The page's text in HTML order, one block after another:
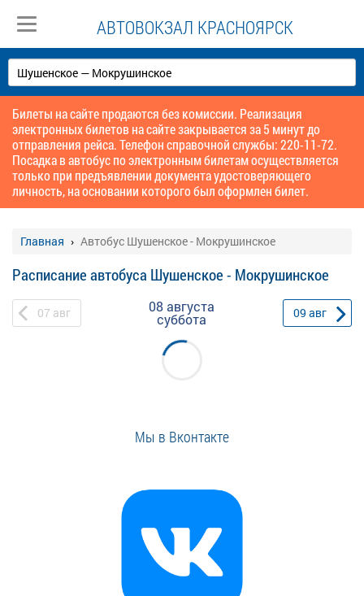
АВТОВОКЗАЛ КРАСНОЯРСК
Билеты на сайте продаются без комиссии. Реализация
электронных билетов на сайте закрывается за 5 минут до
отправления рейса. Телефон справочной службы: 220-11-72.
Посадка в автобус по электронным билетам осуществляется
только при предъявлении документа удостоверяющего
личность, на основании которого был оформлен билет.
Главная Автобус Шушенское - Мокрушинское
Расписание автобуса Шушенское - Мокрушинское
07 авг 08 августа
суббота 09 авг
Мы в Вконтакте